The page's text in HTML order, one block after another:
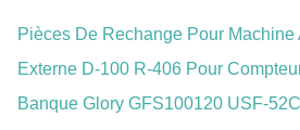
Pièces De Rechange Pour Machine
Externe D-100 R-406 Pour
Banque Glory GFS100120 USF-